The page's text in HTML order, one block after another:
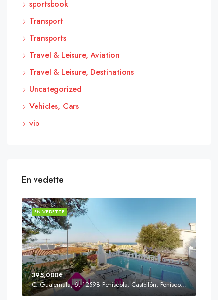
sportsbook
Transport
Transports
Travel & Leisure, Aviation
Travel & Leisure, Destinations
Uncategorized
Vehicles, Cars
vip
En vedette
EN VEDETTE
395,000€
C. Guatemala, 6, 12598 Peñíscola, Castellón, Peñíscola, Communauté valencienne